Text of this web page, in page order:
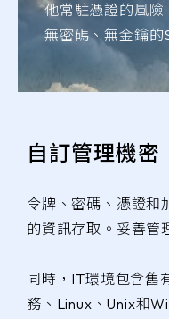
他常駐憑證的風
無密碼、無金鑰的
自訂管理機密
令牌、密碼、憑證和
的資訊存取。妥善管
同時，IT環境包含舊
務、Linux、Unix和